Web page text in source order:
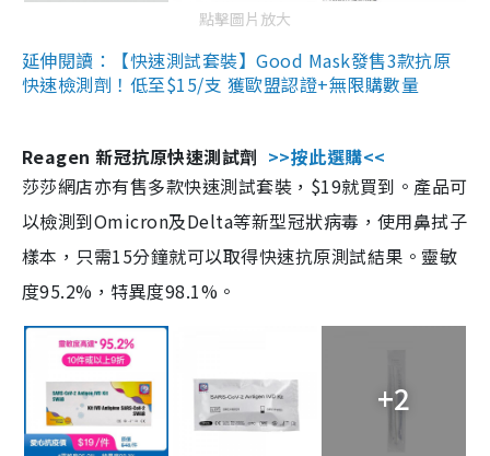
點擊圖片放大
延伸閱讀：【快速測試套裝】Good Mask發售3款抗原
快速檢測劑！低至$15/支 獲歐盟認證+無限購數量
Reagen 新冠抗原快速測試劑 >>按此選購<<
莎莎網店亦有售多款快速測試套裝，$19就買到。產品可
以檢測到Omicron及Delta等新型冠狀病毒，使用鼻拭子
樣本，只需15分鐘就可以取得快速抗原測試結果。靈敏
度95.2%，特異度98.1%。
+2